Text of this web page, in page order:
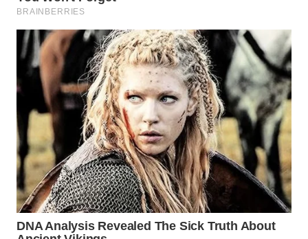
WN
BINTAN
WN
MANDALIKA
WN
LIKUPANG
WN
LABUANBAJO
BORNEO